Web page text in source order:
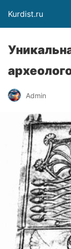
Kurdist.ru
Admin